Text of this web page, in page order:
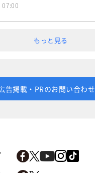
もっと見る
告掲載・PRのお問い合わせ